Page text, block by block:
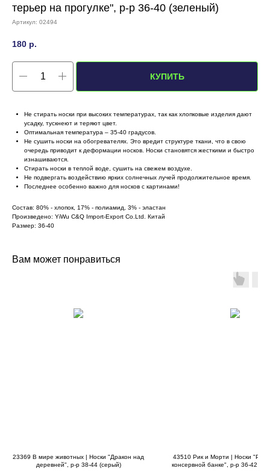
терьер на прогулке", р-р 36-40 (зеленый)
Артикул: 02494
180 р.
КУПИТЬ
Не стирать носки при высоких температурах, так как хлопковые изделия дают
усадку, тускнеют и теряют цвет.
Оптимальная температура – 35-40 градусов.
Не сушить носки на обогревателях. Это вредит структуре ткани, что в свою
очередь приводит к деформации носков. Носки становятся жесткими и быстро
изнашиваются.
Стирать носки в теплой воде, сушить на свежем воздухе.
Не подвергать воздействию ярких солнечных лучей продолжительное время.
Последнее особенно важно для носков с картинами!
Состав: 80% - хлопок, 17% - полиамид, 3% - эластан
Произведено: YiWu C&Q Import-Export Co.Ltd. Китай
Размер: 36-40
Вам может понравиться
23369 В мире животных | Носки "Дракон над
деревней", р-р 38-44 (серый)
43510 Рик и Морти | Носки "Рик-
консервной банке", р-р 36-42